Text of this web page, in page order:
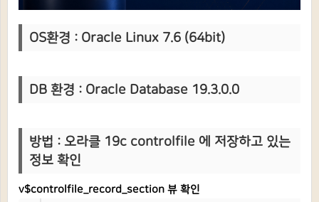
OS환경 : Oracle Linux 7.6 (64bit)
DB 환경 : Oracle Database 19.3.0.0
방법 : 오라클 19c controlfile 에 저장하고 있는
정보 확인
v$controlfile_record_section 뷰 확인